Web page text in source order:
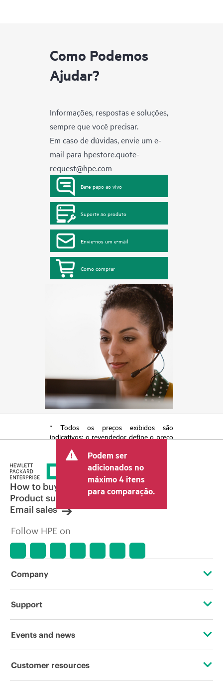
Como Podemos
Ajudar?
Informações, respostas e soluções,
sempre que você precisar.
Em caso de dúvidas, envie um e-
mail para hpestore.quote-
request@hpe.com
Bate-papo ao vivo
Suporte ao produto
Envie-nos um e-mail
Como comprar
* Todos os preços exibidos são
indicativos; o revendedor define o preço
taxas, como IVA/imposto sobre vendas e
envio. O preço transacional definido
pelo revendedor pode variar em relação
a outros revendedores e ao preço
indicativo exibido. O preço indicativo
poderá incluir ofertas promocionais por
tempo limitado. A HPE se reserva o
qualquer momento por motivos que
incluem, sem limitação, mudança nas
de produtos, disponibilidade de
Podem ser
adicionados no
máximo 4 itens
para comparação.
How to buy
Product support
Email sales
Follow HPE on
Company
About HPE
Corporate responsibility
Support
Operational support services
Events and news
Events
Customer resources